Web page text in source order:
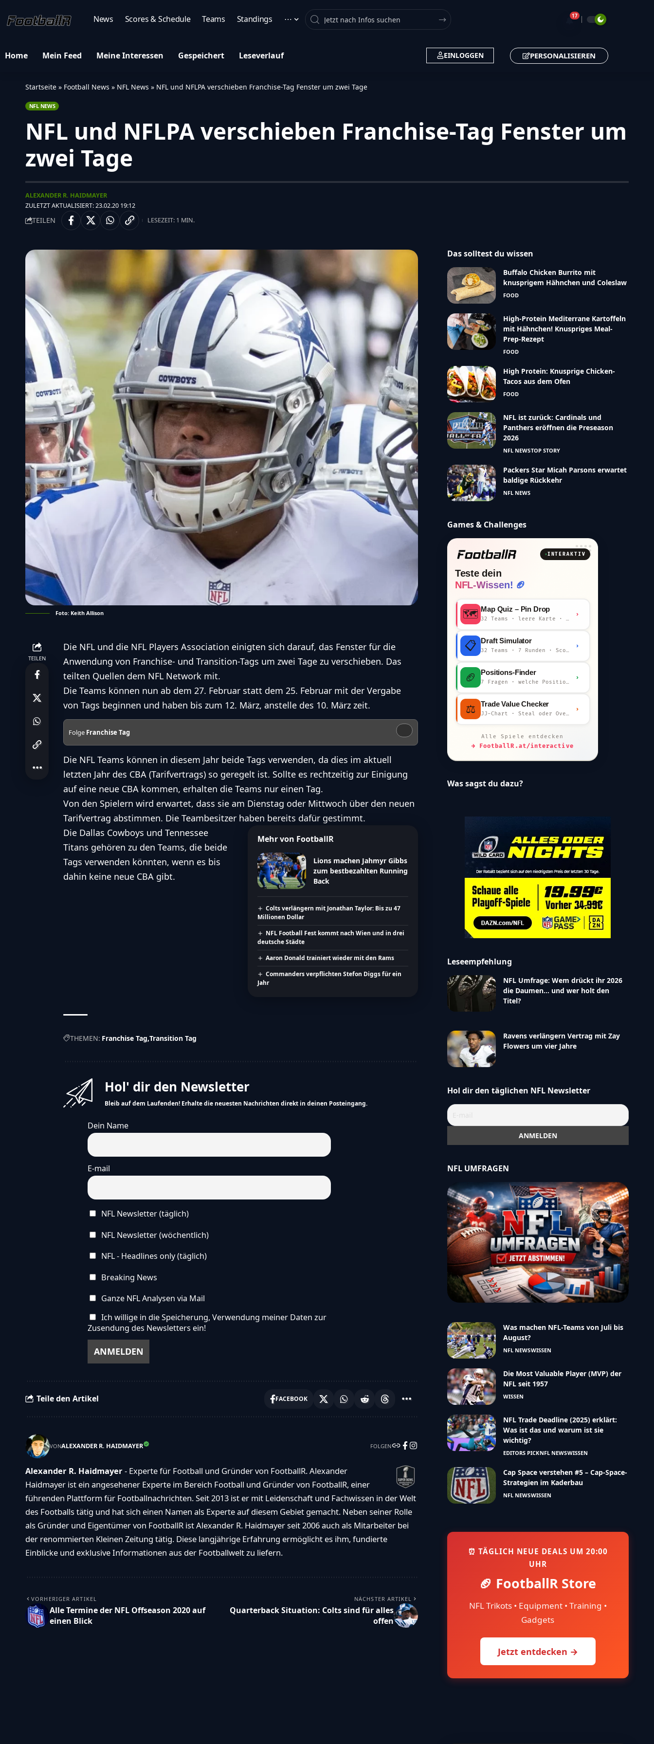
News Scores & Schedule Teams Standings ⋯ Search 🔔17
Home Mein Feed Meine Interessen Gespeichert Leseverlauf EINLOGGEN PERSONALISIEREN
Startseite » Football News » NFL News » NFL und NFLPA verschieben Franchise-Tag Fenster um zwei Tage
NFL NEWS
NFL und NFLPA verschieben Franchise-Tag Fenster um
zwei Tage
ZULETZT AKTUALISIERT: 23.02.20 19:12
ALEXANDER R. HAIDMAYER
TEILEN LESEZEIT: 1 MIN.
Foto: Keith Allison
TEILEN
Die NFL und die NFL Players Association einigten sich darauf, das Fenster für die
Anwendung von Franchise- und Transition-Tags um zwei Tage zu verschieben. Das
teilten Quellen dem NFL Network mit.
Die Teams können nun ab dem 27. Februar statt dem 25. Februar mit der Vergabe
von Tags beginnen und haben bis zum 12. März, anstelle des 10. März zeit.
Folge Franchise Tag
Die NFL Teams können in diesem Jahr beide Tags verwenden, da dies im aktuell
letzten Jahr des CBA (Tarifvertrags) so geregelt ist. Sollte es rechtzeitig zur Einigung
auf eine neue CBA kommen, erhalten die Teams nur einen Tag.
Von den Spielern wird erwartet, dass sie am Dienstag oder Mittwoch über den neuen
Tarifvertrag abstimmen. Die Teambesitzer haben bereits dafür gestimmt.
Mehr von FootballR
Lions machen Jahmyr Gibbs
zum bestbezahlten Running
Back
Colts verlängern mit Jonathan Taylor: Bis zu 47
Millionen Dollar
NFL Football Fest kommt nach Wien und in drei
deutsche Städte
Aaron Donald trainiert wieder mit den Rams
Commanders verpflichten Stefon Diggs für ein
Jahr
Die Dallas Cowboys und Tennessee
Titans gehören zu den Teams, die beide
Tags verwenden könnten, wenn es bis
dahin keine neue CBA gibt.
THEMEN: Franchise Tag Transition Tag
Hol' dir den Newsletter
Bleib auf dem Laufenden! Erhalte die neuesten Nachrichten direkt in deinen Posteingang.
Dein Name
E-mail
NFL Newsletter (täglich)
NFL Newsletter (wöchentlich)
NFL - Headlines only (täglich)
Breaking News
Ganze NFL Analysen via Mail
Ich willige in die Speicherung, Verwendung meiner Daten zur
Zusendung des Newsletters ein!
Teile den Artikel FACEBOOK
VONALEXANDER R. HAIDMAYER FOLGEN
Alexander R. Haidmayer- Experte für Football und Gründer von FootballR. Alexander
Haidmayer ist ein angesehener Experte im Bereich Football und Gründer von FootballR, einer
führenden Plattform für Footballnachrichten. Seit 2013 ist er mit Leidenschaft und Fachwissen in der Welt
des Footballs tätig und hat sich einen Namen als Experte auf diesem Gebiet gemacht. Neben seiner Rolle
als Gründer und Eigentümer von FootballR ist Alexander R. Haidmayer seit 2006 auch als Mitarbeiter bei
der renommierten Kleinen Zeitung tätig. Diese langjährige Erfahrung ermöglicht es ihm, fundierte
Einblicke und exklusive Informationen aus der Footballwelt zu liefern.
VORHERIGER ARTIKEL
Alle Termine der NFL Offseason 2020 auf
einen Blick
NÄCHSTER ARTIKEL
Quarterback Situation: Colts sind für alles
offen
Das solltest du wissen
Buffalo Chicken Burrito mit
knusprigem Hähnchen und Coleslaw
FOOD
High-Protein Mediterrane Kartoffeln
mit Hähnchen! Knuspriges Meal-
Prep-Rezept
FOOD
High Protein: Knusprige Chicken-
Tacos aus dem Ofen
FOOD
NFL ist zurück: Cardinals und
Panthers eröffnen die Preseason
2026
NFL NEWSTOP STORY
Packers Star Micah Parsons erwartet
baldige Rückkehr
NFL NEWS
Games & Challenges
INTERAKTIV
Teste dein
NFL-Wissen! 🏈
🗺️ Map Quiz – Pin Drop
32 Teams · leere Karte · km-Wertung
›
📋 Draft Simulator
32 Teams · 7 Runden · Scout-Kommentar
›
🏈 Positions-Finder
7 Fragen · welche Position bist du?
›
⚖️ Trade Value Checker
JJ-Chart · Steal oder Overpay?
›
Alle Spiele entdecken
→ FootballR.at/interactive
Was sagst du dazu?
Leseempfehlung
NFL Umfrage: Wem drückt ihr 2026
die Daumen… und wer holt den
Titel?
Ravens verlängern Vertrag mit Zay
Flowers um vier Jahre
Hol dir den täglichen NFL Newsletter
NFL UMFRAGEN
Was machen NFL-Teams von Juli bis
August?
NFL NEWSWISSEN
Die Most Valuable Player (MVP) der
NFL seit 1957
WISSEN
NFL Trade Deadline (2025) erklärt:
Was ist das und warum ist sie
wichtig?
EDITORS PICKNFL NEWSWISSEN
Cap Space verstehen #5 – Cap-Space-
Strategien im Kaderbau
NFL NEWSWISSEN
⏰ TÄGLICH NEUE DEALS UM 20:00
UHR
🏈 FootballR Store
NFL Trikots • Equipment • Training •
Gadgets
Jetzt entdecken →